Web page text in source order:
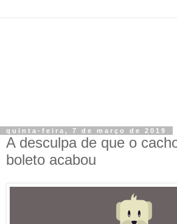
quinta-feira, 7 de março de 2019
A desculpa de que o
boleto acabou